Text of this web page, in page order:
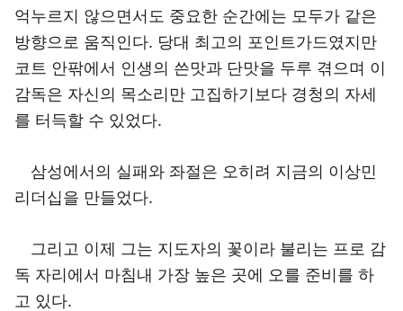
억누르지 않으면서도 중요한 순간에는 모두가 같은
방향으로 움직인다. 당대 최고의 포인트가드였지만
코트 안팎에서 인생의 쓴맛과 단맛을 두루 겪으며 이
감독은 자신의 목소리만 고집하기보다 경청의 자세
를 터득할 수 있었다.
삼성에서의 실패와 좌절은 오히려 지금의 이상민
리더십을 만들었다.
그리고 이제 그는 지도자의 꽃이라 불리는 프로 감
독 자리에서 마침내 가장 높은 곳에 오를 준비를 하
고 있다.